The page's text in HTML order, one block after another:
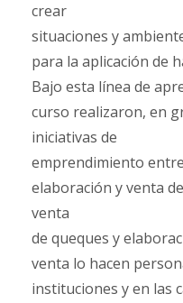
crear
situaciones y
para la aplicación de
Bajo esta línea de
curso realizaron, en
iniciativas de
emprendimiento
elaboración y venta
venta
de queques y
venta lo hacen
instituciones y en las